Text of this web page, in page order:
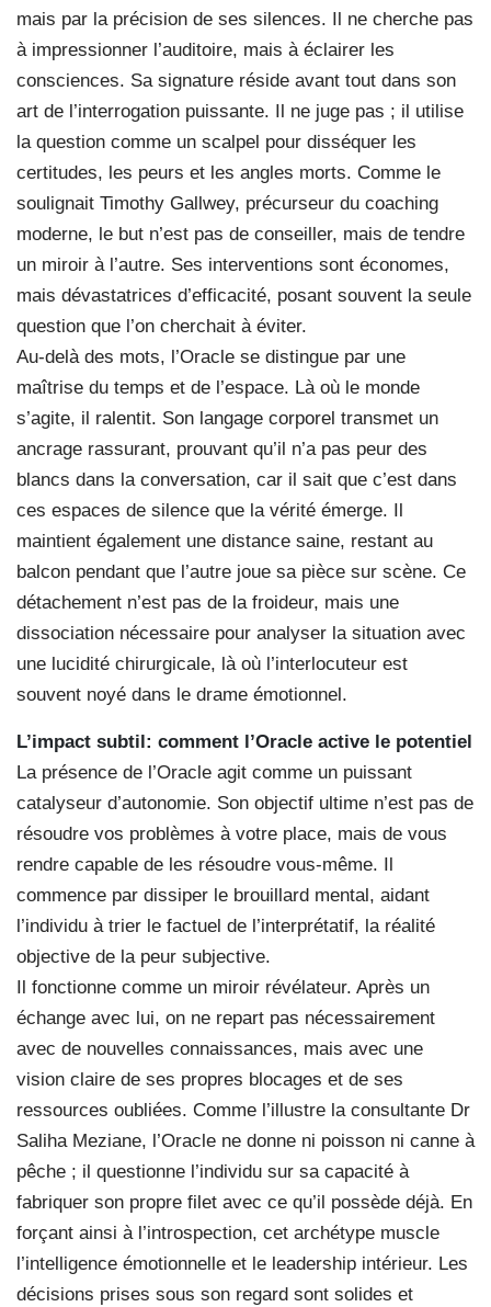
mais par la précision de ses silences. Il ne cherche pas
à impressionner l’auditoire, mais à éclairer les
consciences. Sa signature réside avant tout dans son
art de l’interrogation puissante. Il ne juge pas ; il utilise
la question comme un scalpel pour disséquer les
certitudes, les peurs et les angles morts. Comme le
soulignait Timothy Gallwey, précurseur du coaching
moderne, le but n’est pas de conseiller, mais de tendre
un miroir à l’autre. Ses interventions sont économes,
mais dévastatrices d’efficacité, posant souvent la seule
question que l’on cherchait à éviter.
Au-delà des mots, l’Oracle se distingue par une
maîtrise du temps et de l’espace. Là où le monde
s’agite, il ralentit. Son langage corporel transmet un
ancrage rassurant, prouvant qu’il n’a pas peur des
blancs dans la conversation, car il sait que c’est dans
ces espaces de silence que la vérité émerge. Il
maintient également une distance saine, restant au
balcon pendant que l’autre joue sa pièce sur scène. Ce
détachement n’est pas de la froideur, mais une
dissociation nécessaire pour analyser la situation avec
une lucidité chirurgicale, là où l’interlocuteur est
souvent noyé dans le drame émotionnel.
L’impact subtil: comment l’Oracle active le potentiel
La présence de l’Oracle agit comme un puissant
catalyseur d’autonomie. Son objectif ultime n’est pas de
résoudre vos problèmes à votre place, mais de vous
rendre capable de les résoudre vous-même. Il
commence par dissiper le brouillard mental, aidant
l’individu à trier le factuel de l’interprétatif, la réalité
objective de la peur subjective.
Il fonctionne comme un miroir révélateur. Après un
échange avec lui, on ne repart pas nécessairement
avec de nouvelles connaissances, mais avec une
vision claire de ses propres blocages et de ses
ressources oubliées. Comme l’illustre la consultante Dr
Saliha Meziane, l’Oracle ne donne ni poisson ni canne à
pêche ; il questionne l’individu sur sa capacité à
fabriquer son propre filet avec ce qu’il possède déjà. En
forçant ainsi à l’introspection, cet archétype muscle
l’intelligence émotionnelle et le leadership intérieur. Les
décisions prises sous son regard sont solides et